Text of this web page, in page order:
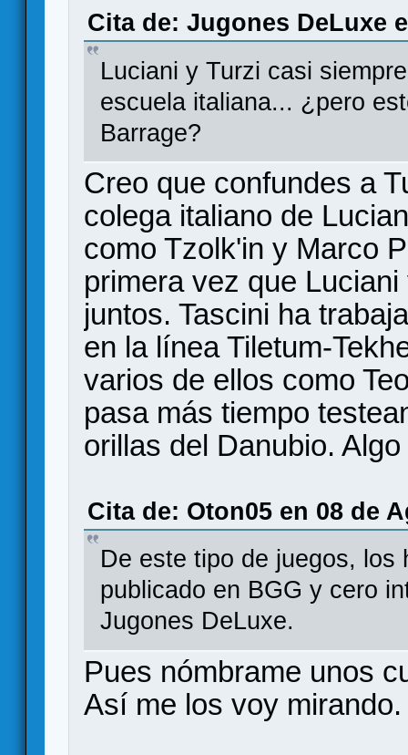
Cita de: Jugones DeLuxe
Luciani y Turzi casi
escuela italiana... ¿pero
Barrage?
Creo que confundes a
colega italiano de
como Tzolk'in y Marco
primera vez que
juntos. Tascini ha
en la línea Tiletum-
varios de ellos como
pasa más tiempo
orillas del Danubio.
Cita de: Oton05 en 08 de
De este tipo de juegos,
publicado en BGG y cero
Jugones DeLuxe.
Pues nómbrame unos
Así me los voy mirando.